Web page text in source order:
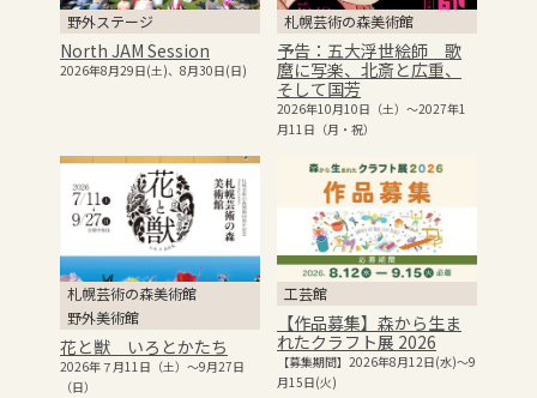
花と獣 いろとかたち
2026年７月11日（土）～9月27日（日）
札幌芸術の森開園40周年記念 Flowerin…
【作品募集】森から生まれたクラフト展 2026
【募集期間】2026年8月12日(水)～9月15日(火)
「森から生まれたクラフト展」とは？ 「森から生…
野外ステージ
North JAM Session
2026年8月29日(土)、8月30日(日)
札幌芸術の森美術館
予告：五大浮世絵師 歌
麿に写楽、北斎と広重、
そして国芳
2026年10月10日（土）～2027年1
月11日（月・祝）
札幌芸術の森美術館
野外美術館
花と獣 いろとかたち
2026年７月11日（土）～9月27日
（日）
工芸館
【作品募集】森から生ま
れたクラフト展 2026
【募集期間】2026年8月12日(水)～9
月15日(火)